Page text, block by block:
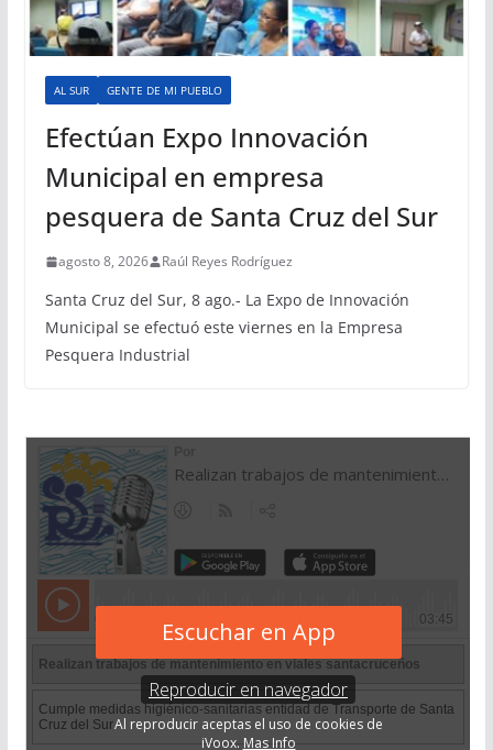
AL SUR GENTE DE MI PUEBLO
Efectúan Expo Innovación
Municipal en empresa
pesquera de Santa Cruz del Sur
agosto 8, 2026 Raúl Reyes Rodríguez
Santa Cruz del Sur, 8 ago.- La Expo de Innovación
Municipal se efectuó este viernes en la Empresa
Pesquera Industrial